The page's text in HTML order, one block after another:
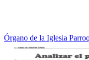
Órgano de la Iglesia